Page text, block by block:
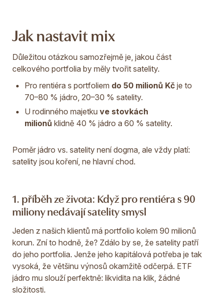
Jak nastavit mix
Důležitou otázkou samozřejmě je, jakou část
celkového portfolia by měly tvořit satelity.
Pro rentiéra s portfoliem do 50 milionů Kč je to
70–80 % jádro, 20–30 % satelity.
U rodinného majetku ve stovkách
milionů klidně 40 % jádro a 60 % satelity.
Poměr jádro vs. satelity není dogma, ale vždy platí:
satelity jsou koření, ne hlavní chod.
1. příběh ze života: Když pro rentiéra s 90
miliony nedávají satelity smysl
Jeden z našich klientů má portfolio kolem 90 milionů
korun. Zní to hodně, že? Zdálo by se, že satelity patří
do jeho portfolia. Jenže jeho kapitálová potřeba je tak
vysoká, že většinu výnosů okamžitě odčerpá. ETF
jádro mu slouží perfektně: likvidita na klik, žádné
složitosti.